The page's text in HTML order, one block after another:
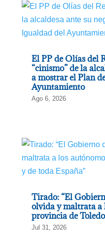
El PP de Olías del
“cinismo” de la
a mostrar el Plan
Ayuntamiento
Ago 6, 2026
Tirado: “El
olvida y maltrata a
provincia de
Jul 31, 2026